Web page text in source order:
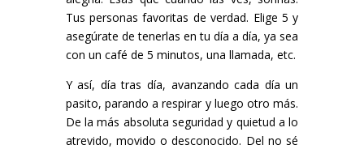
Tus personas favoritas de verdad. Elige 5 y
asegúrate de tenerlas en tu día a día, ya sea
con un café de 5 minutos, una llamada, etc.
Y así, día tras día, avanzando cada día un
pasito, parando a respirar y luego otro más.
De la más absoluta seguridad y quietud a lo
atrevido, movido o desconocido. Del no sé